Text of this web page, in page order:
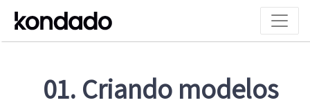
01. Criando modelos